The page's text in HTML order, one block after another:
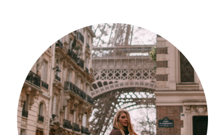
#Worldsessedin
Lissabon Kolumne
Poster